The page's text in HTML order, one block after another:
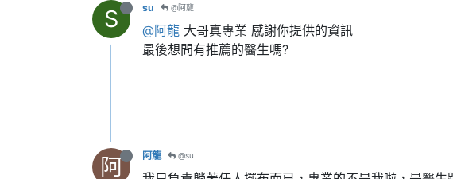
S su @阿龍
@阿龍 大哥真專業 感謝你提供的資訊
最後想問有推薦的醫生嗎?
阿 阿龍 @su